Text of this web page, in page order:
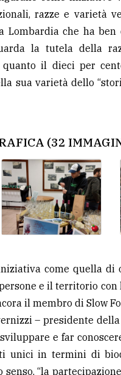
razze e varietà
Lombardia che ha
la tutela della
il dieci per
sua varietà dello
(32
come quella
e il territorio
il membro di Slow
– presidente
e far
unici in termini di
senso, “la